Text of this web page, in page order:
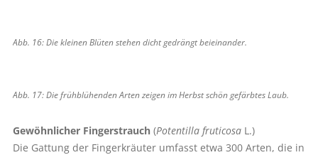
Abb. 16: Die kleinen Blüten stehen dicht gedrängt beieinander.
Abb. 17: Die frühblühenden Arten zeigen im Herbst schön gefärbtes Laub.
Gewöhnlicher Fingerstrauch (Potentilla fruticosaL.)
Die Gattung der Fingerkräuter umfasst etwa 300 Arten, die in